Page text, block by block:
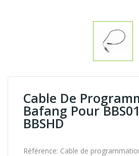
Cable De
Bafang Pour
BBSHD
Référence: Cable de